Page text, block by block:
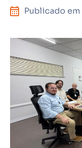
Publicado em